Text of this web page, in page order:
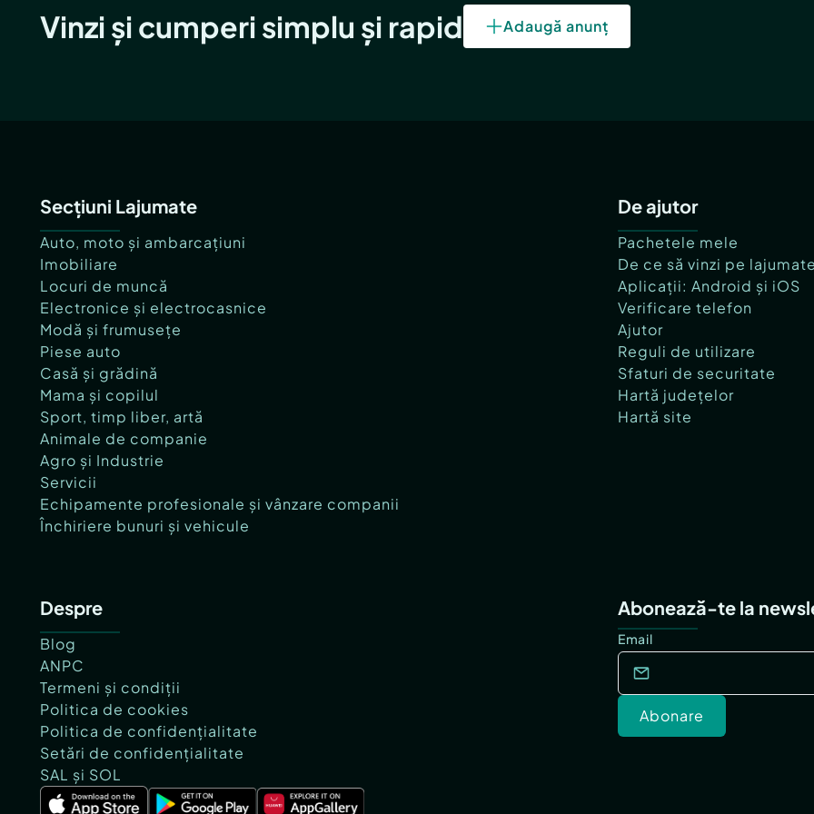
Vinzi și cumperi simplu și rapid Adaugă anunț
Secțiuni Lajumate
Auto, moto și ambarcațiuni
Imobiliare
Locuri de muncă
Electronice și electrocasnice
Modă și frumusețe
Piese auto
Casă și grădină
Mama și copilul
Sport, timp liber, artă
Animale de companie
Agro și Industrie
Servicii
Echipamente profesionale și vânzare companii
Închiriere bunuri și vehicule
De ajutor
Pachetele mele
De ce să vinzi pe
Aplicații: Android și iOS
Verificare telefon
Ajutor
Reguli de utilizare
Sfaturi de securitate
Hartă județelor
Hartă site
Despre
Blog
ANPC
Termeni și condiții
Politica de cookies
Politica de confidențialitate
Setări de confidențialitate
SAL și SOL
Abonează-te la
Email
Abonare